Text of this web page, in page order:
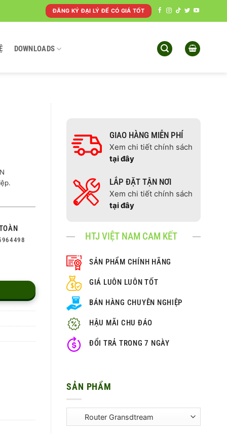
ĐĂNG KÝ ĐẠI LÝ ĐỂ CÓ GIÁ TỐT
DOWNLOADS
GIAO HÀNG MIỄN PHÍ
Xem chi tiết chính sách
tại đây
LẮP ĐẶT TẬN NƠI
Xem chi tiết chính sách
tại đây
HTJ VIỆT NAM CAM KẾT
SẢN PHẨM CHÍNH HÃNG
GIÁ LUÔN LUÔN TỐT
BÁN HÀNG CHUYÊN NGHIỆP
HẬU MÃI CHU ĐÁO
ĐỔI TRẢ TRONG 7 NGÀY
SẢN PHẨM